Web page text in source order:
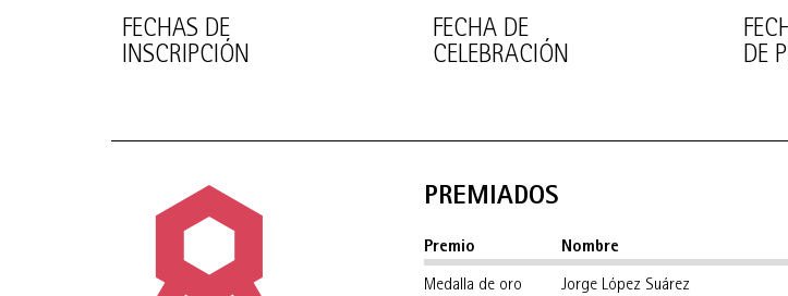
FECHAS DE
INSCRIPCIÓN
FECHA DE
CELEBRACIÓN
DE
PREMIADOS
Premio Nombre
Medalla de oro Jorge López Suárez